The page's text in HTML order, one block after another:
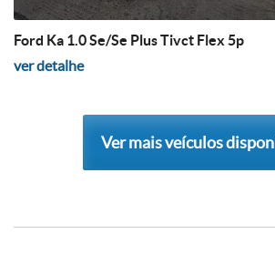
Ford Ka 1.0 Se/Se Plus Tivct Flex 5p
ver detalhe
Ver mais veículos